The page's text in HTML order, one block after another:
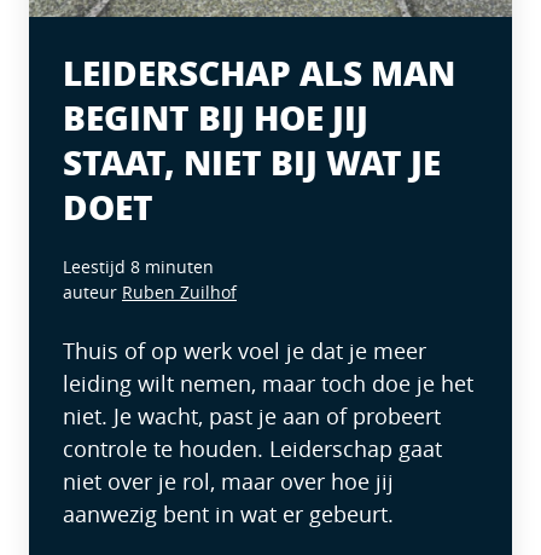
LEIDERSCHAP ALS MAN
BEGINT BIJ HOE JIJ
STAAT, NIET BIJ WAT JE
DOET
Leestijd 8 minuten
auteur Ruben Zuilhof
Thuis of op werk voel je dat je meer
leiding wilt nemen, maar toch doe je het
niet. Je wacht, past je aan of probeert
controle te houden. Leiderschap gaat
niet over je rol, maar over hoe jij
aanwezig bent in wat er gebeurt.